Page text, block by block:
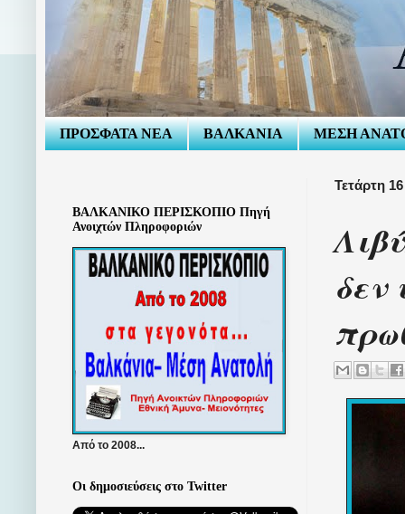
ΠΡΟΣΦΑΤΑ ΝΕΑ ΒΑΛΚΑΝΙΑ ΜΕΣΗ
Τετάρτη
δεν
ΒΑΛΚΑΝΙΚΟ ΠΕΡΙΣΚΟΠΙΟ Πηγή
Ανοιχτών Πληροφοριών
Από το 2008...
Οι δημοσιεύσεις στο Twitter